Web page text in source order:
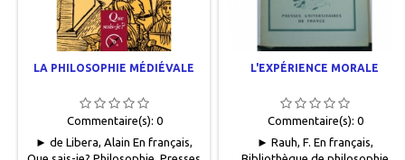
LA PHILOSOPHIE MÉDIÉVALE
Commentaire(s): 0
► de Libera, Alain En français,
L'EXPÉRIENCE MORALE
Commentaire(s): 0
► Rauh, F. En français,